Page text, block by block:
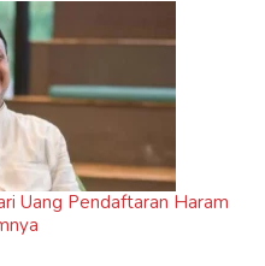
Uang Pendaftaran Haram